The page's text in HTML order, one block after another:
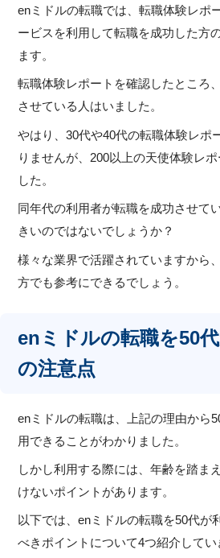
enミドルの転職では、転職体験レポ
ービスを利用して転職を成功した方
ます。
転職体験レポートを確認したところ
させている人はいました。
やはり、30代や40代の転職体験レポ
りませんが、200以上の天使体験レ
した。
同年代の利用者が転職を成功させて
きいのではないでしょうか？
様々な業界で活躍されていますから
方でも参考にできるでしょう。
enミドルの転職を50
の注意点
enミドルの転職は、上記の理由から
用できることがわかりました。
しかし利用する際には、年齢を踏ま
けないポイントがあります。
以下では、enミドルの転職を50代が
べきポイントについて4つ紹介してい